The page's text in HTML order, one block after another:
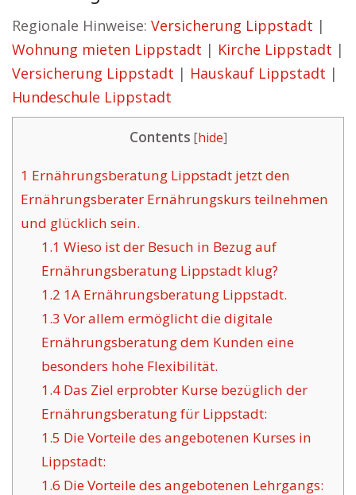
Regionale Hinweise: Versicherung Lippstadt |
Wohnung mieten Lippstadt | Kirche Lippstadt |
Versicherung Lippstadt | Hauskauf Lippstadt |
Hundeschule Lippstadt
Contents [hide]
1 Ernährungsberatung Lippstadt jetzt den
Ernährungsberater Ernährungskurs teilnehmen
und glücklich sein.
1.1 Wieso ist der Besuch in Bezug auf
Ernährungsberatung Lippstadt klug?
1.2 1A Ernährungsberatung Lippstadt.
1.3 Vor allem ermöglicht die digitale
Ernährungsberatung dem Kunden eine
besonders hohe Flexibilität.
1.4Das Ziel erprobter Kurse bezüglich der
Ernährungsberatung für Lippstadt:
1.5 Die Vorteile des angebotenen Kurses in
Lippstadt:
1.6 Die Vorteile des angebotenen Lehrgangs: